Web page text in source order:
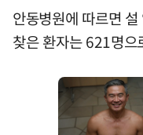
안동병원에 따르면
찾은 환자는 621명으